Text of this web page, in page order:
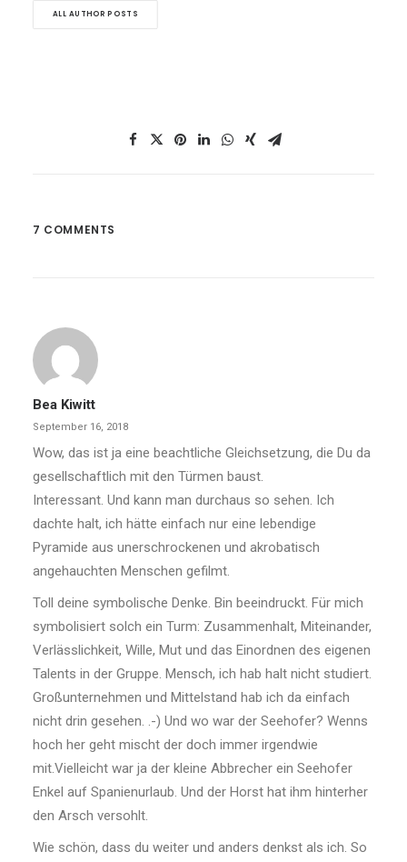
ALL AUTHOR POSTS
7 COMMENTS
Bea Kiwitt
September 16, 2018
Wow, das ist ja eine beachtliche Gleichsetzung, die Du da
gesellschaftlich mit den Türmen baust.
Interessant. Und kann man durchaus so sehen. Ich
dachte halt, ich hätte einfach nur eine lebendige
Pyramide aus unerschrockenen und akrobatisch
angehauchten Menschen gefilmt.
Toll deine symbolische Denke. Bin beeindruckt. Für mich
symbolisiert solch ein Turm: Zusammenhalt, Miteinander,
Verlässlichkeit, Wille, Mut und das Einordnen des eigenen
Talents in der Gruppe. Mensch, ich hab halt nicht studiert.
Großunternehmen und Mittelstand hab ich da einfach
nicht drin gesehen. .-) Und wo war der Seehofer? Wenns
hoch her geht mischt der doch immer irgendwie
mit.Vielleicht war ja der kleine Abbrecher ein Seehofer
Enkel auf Spanienurlaub. Und der Horst hat ihm hinterher
den Arsch versohlt.
Wie schön, dass du weiter und anders denkst als ich. So